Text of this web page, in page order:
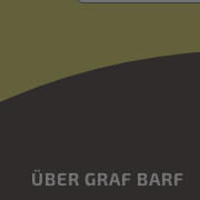
ÜBER GRAF BARF